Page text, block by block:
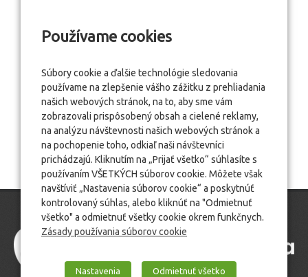
Používame cookies
Súbory cookie a ďalšie technológie sledovania
používame na zlepšenie vášho zážitku z prehliadania
našich webových stránok, na to, aby sme vám
zobrazovali prispôsobený obsah a cielené reklamy,
na analýzu návštevnosti našich webových stránok a
na pochopenie toho, odkiaľ naši návštevníci
prichádzajú. Kliknutím na „Prijať všetko“ súhlasíte s
používaním VŠETKÝCH súborov cookie. Môžete však
navštíviť „Nastavenia súborov cookie“ a poskytnúť
kontrolovaný súhlas, alebo kliknúť na "Odmietnuť
všetko" a odmietnuť všetky cookie okrem funkčnych.
Zásady používania súborov cookie
Nastavenia Odmietnuť všetko